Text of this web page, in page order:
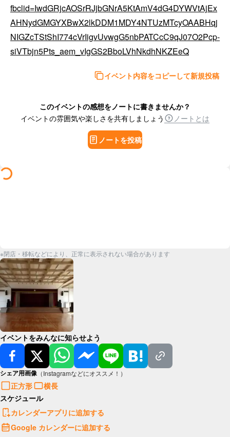
fbclid=IwdGRjcAOSrRJjbGNrA5KtAmV4dG4DYWVtAjEx
AHNydGMGYXBwX2lkDDM1MDY4NTUzMTcyOAABHqj
NIGZcTStShI774cVrIigvUvwgG5nbPATCcC9qJ07O2Pcp-
siVTbjn5Pts_aem_vIgGS2BboLVhNkdhNKZEeQ
イベント内容をコピーして新規投稿
このイベントの感想をノートに書きませんか？
イベントの雰囲気や楽しさを共有しましょう
ノートとは
ノートを投稿
※閉店・移転などにより、正常に表示されない場合があります
イベントをみんなに知らせよう
シェア用画像 （Instagramなどにオススメ！）
正方形
横長
スケジュール
カレンダーアプリに追加する
Google カレンダーに追加する